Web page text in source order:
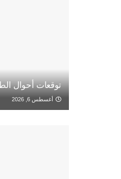
توقعات أحوال
أغسطس 6, 2026